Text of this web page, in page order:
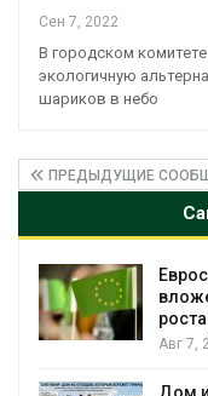
Сен 7, 2022
В городском
экологичную
шариков в небо
ПРЕДЫДУЩИЕ
Авг 7,
Дом